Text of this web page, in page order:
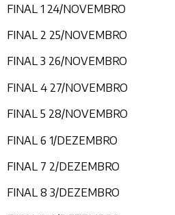
FINAL 1 24/NOVEMBRO
FINAL 2 25/NOVEMBRO
FINAL 3 26/NOVEMBRO
FINAL 4 27/NOVEMBRO
FINAL 5 28/NOVEMBRO
FINAL 6 1/DEZEMBRO
FINAL 7 2/DEZEMBRO
FINAL 8 3/DEZEMBRO